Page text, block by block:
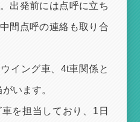
出発前には点呼に立ち
間点呼の連絡も取り合
イング車、4t車関係と
います。
を担当しており、1日